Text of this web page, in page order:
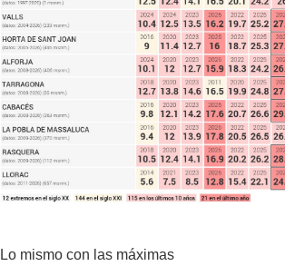
Lo mismo con las máximas